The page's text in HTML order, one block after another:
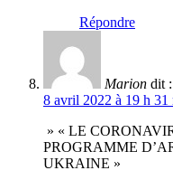
Répondre
Marion dit :
8 avril 2022 à 19 h 31
» « LE
PROGRAMME
UKRAINE »